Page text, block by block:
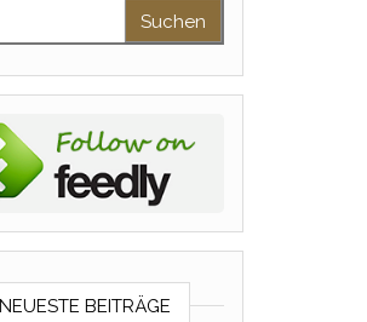
NEUESTE BEITRÄGE